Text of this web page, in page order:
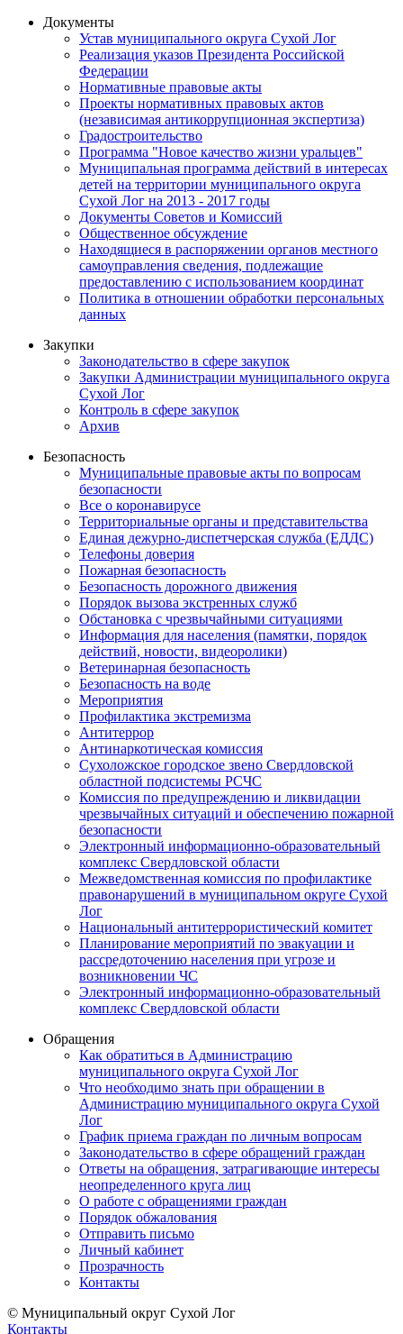
Документы
Устав муниципального округа Сухой Лог
Реализация указов Президента Российской
Федерации
Нормативные правовые акты
Проекты нормативных правовых актов
(независимая антикоррупционная экспертиза)
Градостроительство
Программа "Новое качество жизни уральцев"
Муниципальная программа действий в интересах
детей на территории муниципального округа
Сухой Лог на 2013 - 2017 годы
Документы Советов и Комиссий
Общественное обсуждение
Находящиеся в распоряжении органов местного
самоуправления сведения, подлежащие
предоставлению с использованием координат
Политика в отношении обработки персональных
данных
Закупки
Законодательство в сфере закупок
Закупки Администрации муниципального округа
Сухой Лог
Контроль в сфере закупок
Архив
Безопасность
Муниципальные правовые акты по вопросам
безопасности
Все о коронавирусе
Территориальные органы и представительства
Единая дежурно-диспетчерская служба (ЕДДС)
Телефоны доверия
Пожарная безопасность
Безопасность дорожного движения
Порядок вызова экстренных служб
Обстановка с чрезвычайными ситуациями
Информация для населения (памятки, порядок
действий, новости, видеоролики)
Ветеринарная безопасность
Безопасность на воде
Мероприятия
Профилактика экстремизма
Антитеррор
Антинаркотическая комиссия
Сухоложское городское звено Свердловской
областной подсистемы РСЧС
Комиссия по предупреждению и ликвидации
чрезвычайных ситуаций и обеспечению пожарной
безопасности
Электронный информационно-образовательный
комплекс Cвердловской области
Межведомственная комиссия по профилактике
правонарушений в муниципальном округе Сухой
Лог
Национальный антитеррористический комитет
Планирование мероприятий по эвакуации и
рассредоточению населения при угрозе и
возникновении ЧС
Электронный информационно-образовательный
комплекс Свердловской области
Обращения
Как обратиться в Администрацию
муниципального округа Сухой Лог
Что необходимо знать при обращении в
Администрацию муниципального округа Сухой
Лог
График приема граждан по личным вопросам
Законодательство в сфере обращений граждан
Ответы на обращения, затрагивающие интересы
неопределенного круга лиц
О работе с обращениями граждан
Порядок обжалования
Отправить письмо
Личный кабинет
Прозрачность
Контакты
© Муниципальный округ Сухой Лог
Контакты